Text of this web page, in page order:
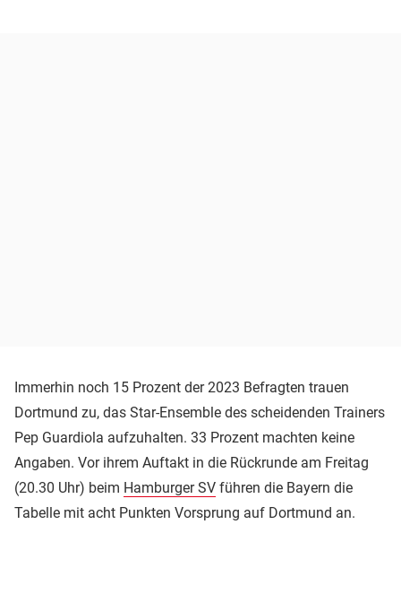
Immerhin noch 15 Prozent der 2023 Befragten trauen
Dortmund zu, das Star-Ensemble des scheidenden Trainers
Pep Guardiola aufzuhalten. 33 Prozent machten keine
Angaben. Vor ihrem Auftakt in die Rückrunde am Freitag
(20.30 Uhr) beim Hamburger SV führen die Bayern die
Tabelle mit acht Punkten Vorsprung auf Dortmund an.